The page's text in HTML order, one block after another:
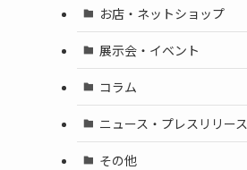
お店・ネットショップ
展示会・イベント
コラム
ニュース・プレスリリース
その他